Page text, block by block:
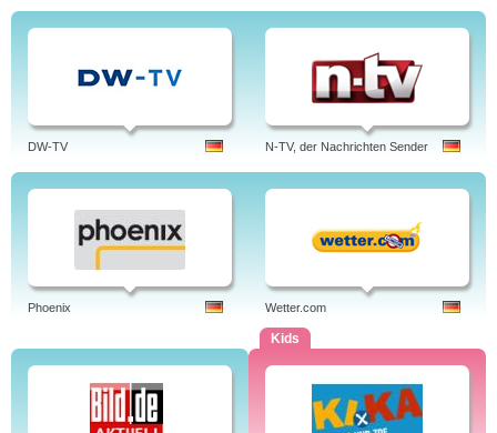
DW-TV N-TV, der Nachrichten Sender
Phoenix Wetter.com
Kids